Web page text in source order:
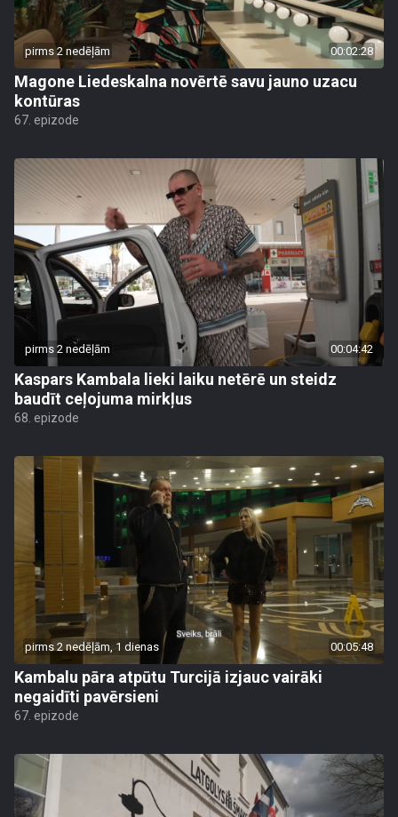
pirms 2 nedēļām 00:02:28
Magone Liedeskalna novērtē savu jauno uzacu
kontūras
67. epizode
pirms 2 nedēļām 00:04:42
Kaspars Kambala lieki laiku netērē un steidz
baudīt ceļojuma mirkļus
68. epizode
pirms 2 nedēļām, 1 dienas 00:05:48
Kambalu pāra atpūtu Turcijā izjauc vairāki
negaidīti pavērsieni
67. epizode